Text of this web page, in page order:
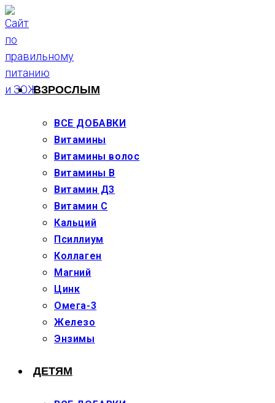
Перейти
к
содержимому
ВЗРОСЛЫМ
ВСЕ ДОБАВКИ
Витамины
Витамины волос
Витамины В
Витамин Д3
Витамин С
Кальций
Псиллиум
Коллаген
Магний
Цинк
Омега-3
Железо
Энзимы
ДЕТЯМ